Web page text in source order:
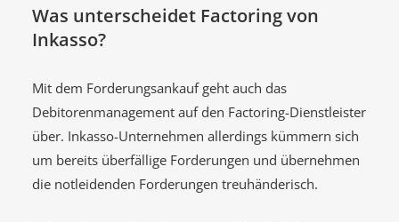
Was unterscheidet Factoring von
Inkasso?
Mit dem Forderungsankauf geht auch das
Debitorenmanagement auf den Factoring-Dienstleister
über. Inkasso-Unternehmen allerdings kümmern sich
um bereits überfällige Forderungen und übernehmen
die notleidenden Forderungen treuhänderisch.